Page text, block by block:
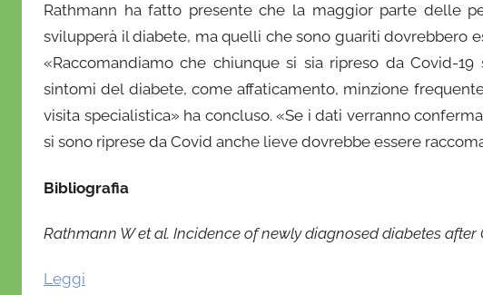
Rathmann ha fatto presente che la maggior parte delle
svilupperà il diabete, ma quelli che sono guariti dovrebbero
«Raccomandiamo che chiunque si sia ripreso da Covid-
sintomi del diabete, come affaticamento, minzione
visita specialistica» ha concluso. «Se i dati verranno
si sono riprese da Covid anche lieve dovrebbe essere
Bibliografia
Rathmann W et al. Incidence of newly diagnosed diabetes after
Leggi